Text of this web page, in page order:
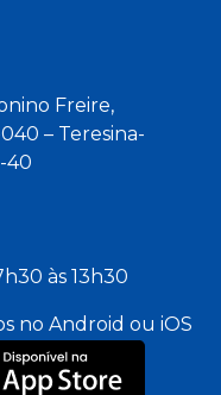
Freire,
– Teresina-
40
às 13h30
no Android ou iOS